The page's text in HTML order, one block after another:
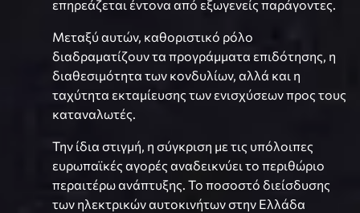
επηρεάζεται έντονα από εξωγενείς παράγοντες.
Μεταξύ αυτών, καθοριστικό ρόλο
διαδραματίζουν τα προγράμματα επιδότησης, η
διαθεσιμότητα των κονδυλίων, αλλά και η
ταχύτητα εκταμίευσης των ενισχύσεων προς τους
καταναλωτές.
Την ίδια στιγμή, η σύγκριση με τις υπόλοιπες
ευρωπαϊκές αγορές αναδεικνύει το περιθώριο
περαιτέρω ανάπτυξης. Το ποσοστό διείσδυσης
των ηλεκτρικών αυτοκινήτων στην Ελλάδα